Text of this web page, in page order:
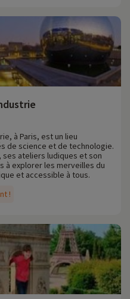
!
à Paris, est un lieu
de science et de technologie.
ateliers ludiques et son
à explorer les merveilles du
et accessible à tous.